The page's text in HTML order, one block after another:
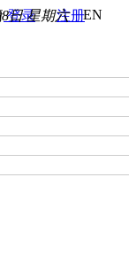
登录 注册EN
日 星期六